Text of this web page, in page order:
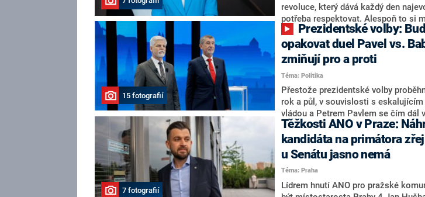
značně pochybuje. Podle něj
nemá osobu, která by Pavlovi
revoluce, který dává každý den
potřeba respektovat. Alespoň to si
ministryně spravedlnosti ODS Eva
rozhovoru pro CNN Prima NEWS si
ohledně politického výkonu svého
Tejce (za ANO) či vládní
práva Taťány Malé (ANO). Označením
adresu vlády prý byla ještě hodná.
vrátila k volební porážce koalice
hnutí Naše Česko Martina Kuby.
15 fotografií
opakovat duel Pavel vs.
zmiňují pro a proti
Téma: Politika
Přestože prezidentské volby
rok a půl, v souvislosti s
vládou a Petrem Pavlem se čím dál
tom, koho by do bitvy o Hrad mohla
koalice. Někteří političtí
jméno premiéra Andreje Babiše
pravděpodobné, že se v
bude znovu opakovat souboj z roku
7 fotografií
Těžkosti ANO v Praze:
kandidáta na primátora
u Senátu jasno nemá
Téma: Praha
Lídrem hnutí ANO pro pražské